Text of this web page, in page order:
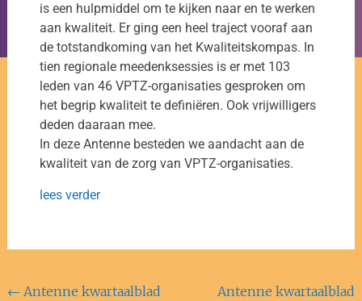
is een hulpmiddel om te kijken naar en te werken
aan kwaliteit. Er ging een heel traject vooraf aan
de totstandkoming van het Kwaliteitskompas. In
tien regionale meedenksessies is er met 103
leden van 46 VPTZ-organisaties gesproken om
het begrip kwaliteit te definiëren. Ook vrijwilligers
deden daaraan mee.
In deze Antenne besteden we aandacht aan de
kwaliteit van de zorg van VPTZ-organisaties.
lees verder
← Antenne kwartaalblad
Antenne kwartaalblad